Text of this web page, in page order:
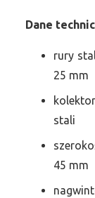
Dane t
rury
25 mm
stali
45 mm